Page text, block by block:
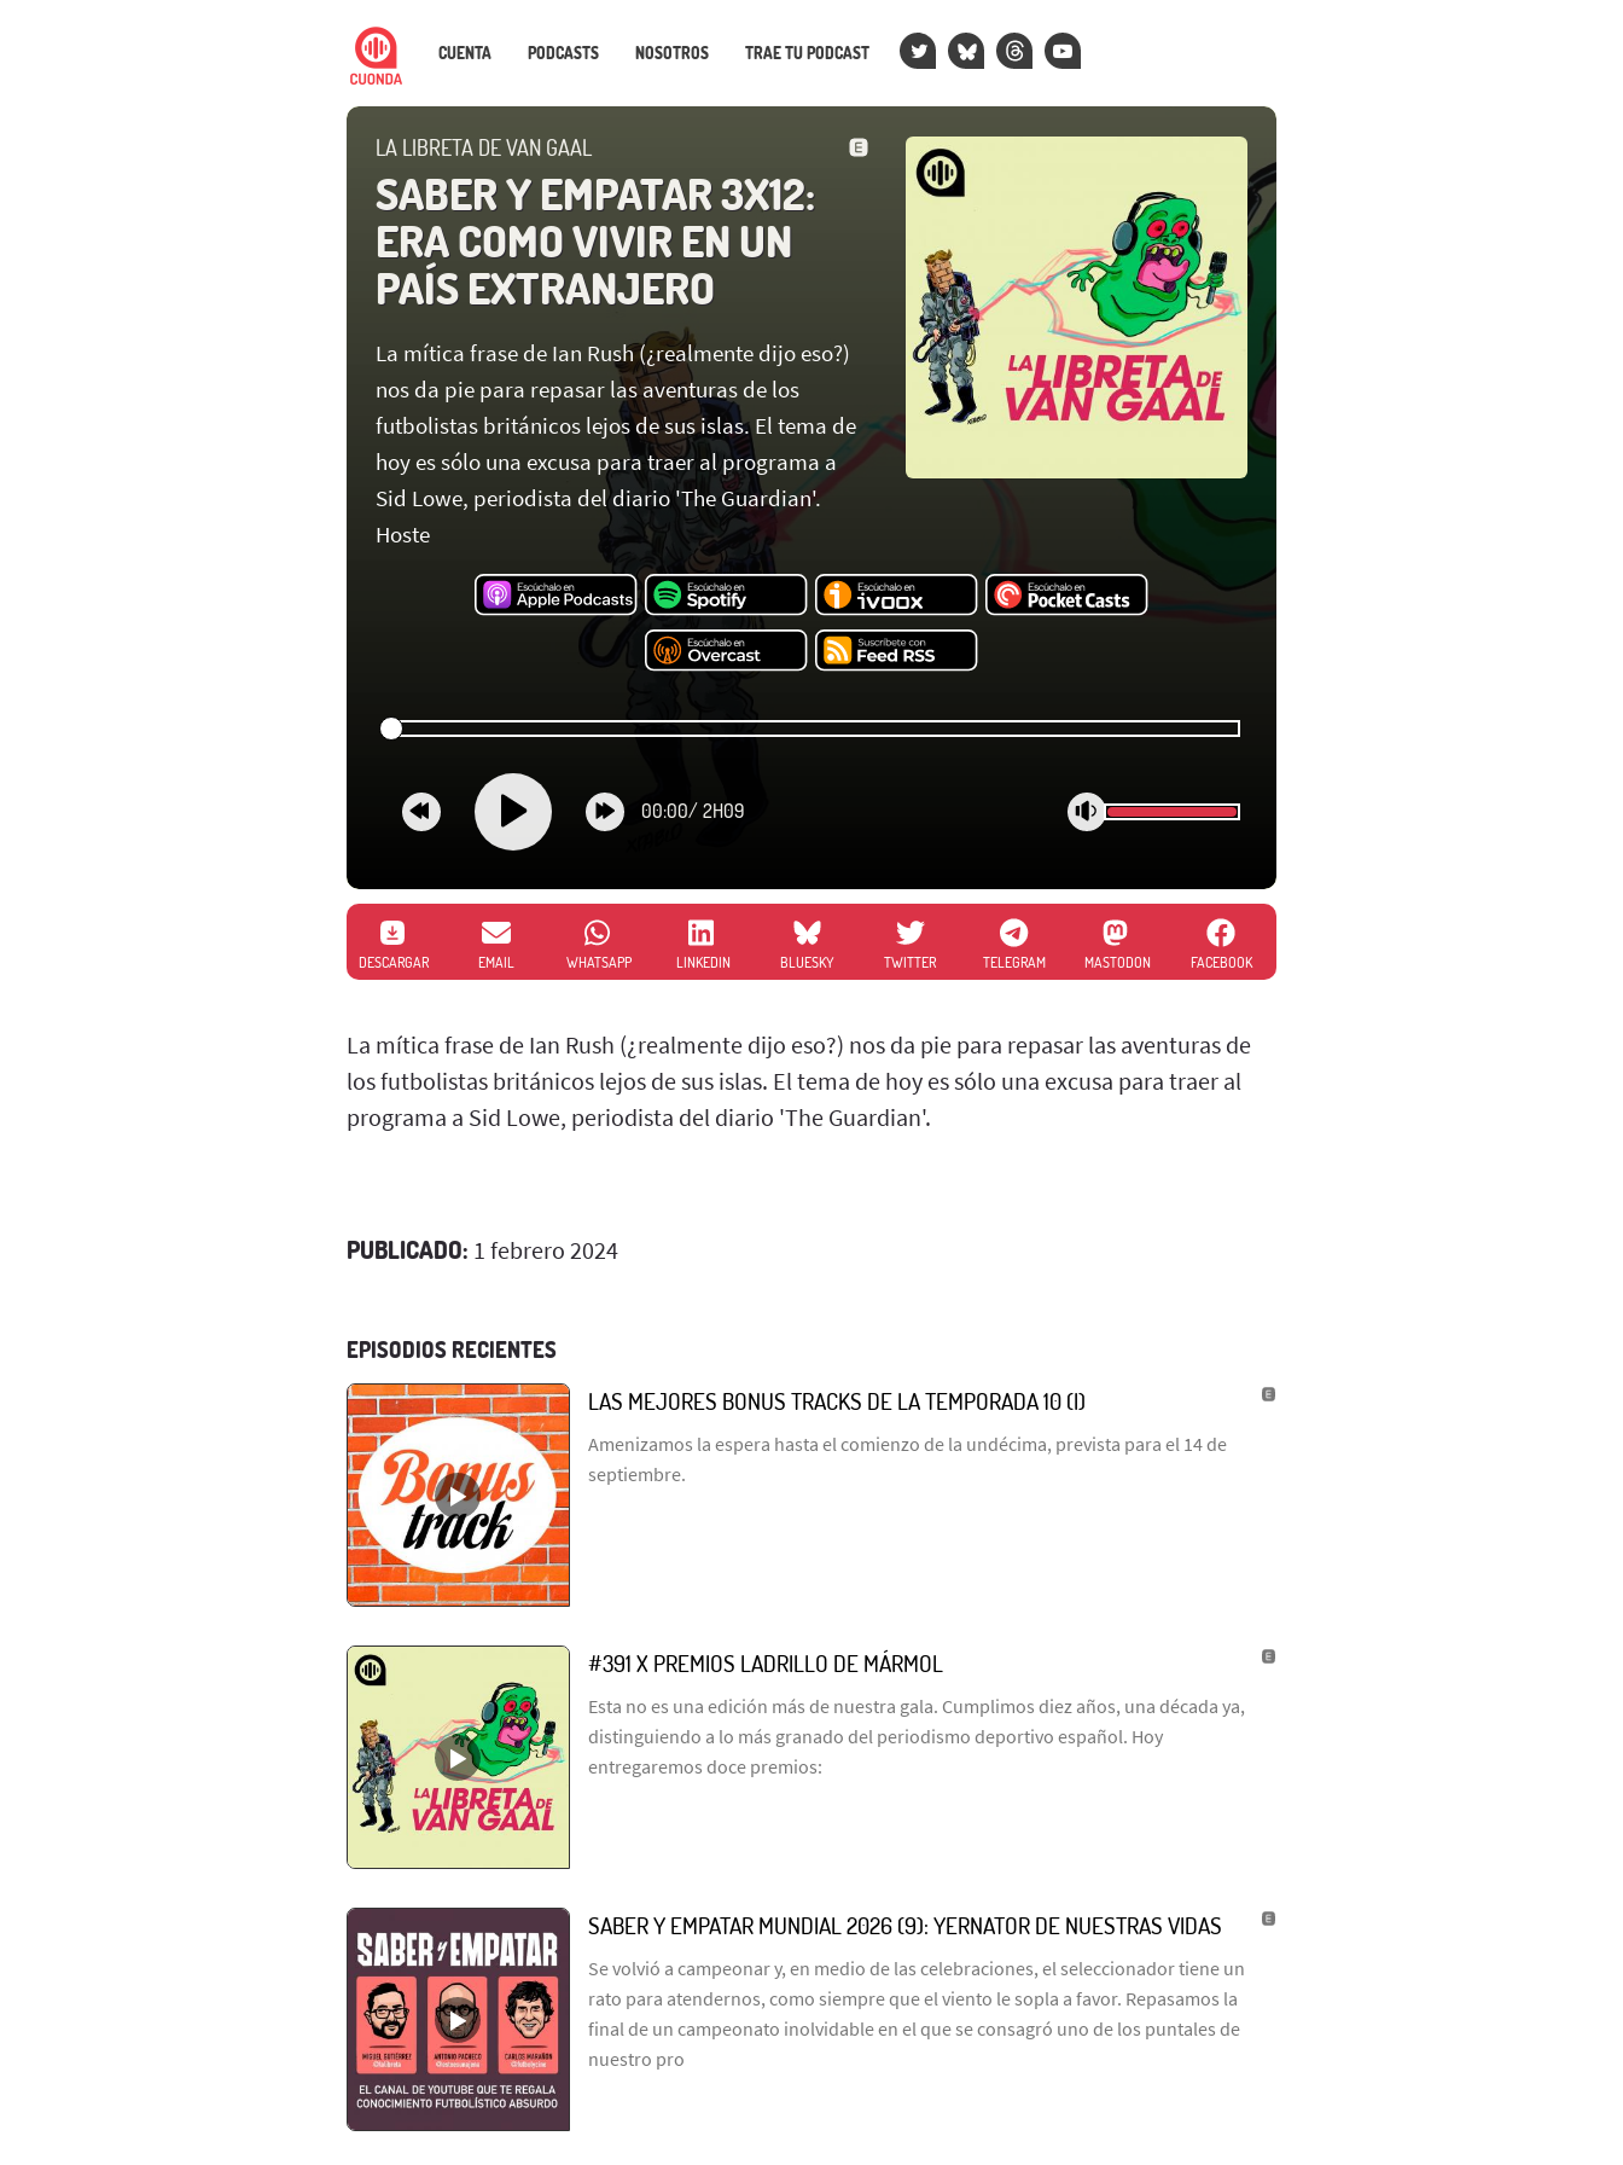
CUENTA PODCASTS NOSOTROS TRAE TU PODCAST
LA LIBRETA DE VAN GAAL
SABER Y EMPATAR 3X12:
ERA COMO VIVIR EN UN
PAÍS EXTRANJERO
La mítica frase de Ian Rush (¿realmente dijo eso?)
nos da pie para repasar las aventuras de los
futbolistas británicos lejos de sus islas. El tema de
hoy es sólo una excusa para traer al programa a
Sid Lowe, periodista del diario 'The Guardian'.
Hoste
00:00/ 2H09
DESCARGAR EMAIL WHATSAPP LINKEDIN BLUESKY TWITTER TELEGRAM MASTODON FACEBOOK
La mítica frase de Ian Rush (¿realmente dijo eso?) nos da pie para repasar las aventuras de
los futbolistas británicos lejos de sus islas. El tema de hoy es sólo una excusa para traer al
programa a Sid Lowe, periodista del diario 'The Guardian'.
PUBLICADO: 1 febrero 2024
EPISODIOS RECIENTES
LAS MEJORES BONUS TRACKS DE LA TEMPORADA 10 (I)
Amenizamos la espera hasta el comienzo de la undécima, prevista para el 14 de
septiembre.
#391 X PREMIOS LADRILLO DE MÁRMOL
Esta no es una edición más de nuestra gala. Cumplimos diez años, una década ya,
distinguiendo a lo más granado del periodismo deportivo español. Hoy
entregaremos doce premios:
SABER Y EMPATAR MUNDIAL 2026 (9): YERNATOR DE NUESTRAS VIDAS
Se volvió a campeonar y, en medio de las celebraciones, el seleccionador tiene un
rato para atendernos, como siempre que el viento le sopla a favor. Repasamos la
final de un campeonato inolvidable en el que se consagró uno de los puntales de
nuestro pro